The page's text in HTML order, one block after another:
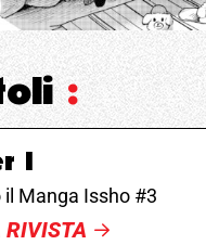
:
1
il Manga Issho #3